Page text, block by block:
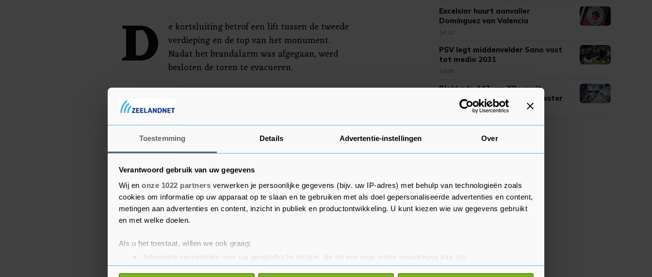
Toestemming Details Advertentie-instellingen Over
Verantwoord gebruik van uw gegevens
Wij en onze 1022 partners verwerken je persoonlijke gegevens (bijv. uw IP-adres) met behulp van technologieën zoals
cookies om informatie op uw apparaat op te slaan en te gebruiken met als doel gepersonaliseerde advertenties en content,
metingen aan advertenties en content, inzicht in publiek en productontwikkeling. U kunt kiezen wie uw gegevens gebruikt
en met welke doelen.
Als u het toestaat, willen we ook graag:
Informatie verzamelen over uw geografische locatie, die tot een paar meter nauwkeurig kan zijn
Uw apparaat identificeren door het actief te scannen op specifieke eigenschappen (fingerprinting)
D
e kortsluiting betrof een lift tussen de tweede
verdieping en de top van het monument.
Nadat het brandalarm was afgegaan, werd
besloten de toren te evacueren.
Volgens uitbater SETE zijn bezoekers niet in gevaar
geweest.
Excelsior huurt aanvaller
Domínguez van Valencia
14:13
PSV legt middenvelder Sano vast
tot medio 2031
14:05
Blokkade A12 van XR wordt
ontbonden op last burgemeester